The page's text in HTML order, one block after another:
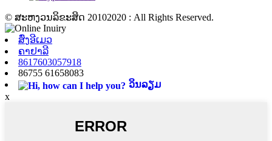
© ສະຫງວນລິຂະສິດ 20102020 : All Rights Reserved.
ສົ່ງອີເມວ
ຄາຢາລີ
8617603057918
86755 61658083
ວິນລຽມ
x